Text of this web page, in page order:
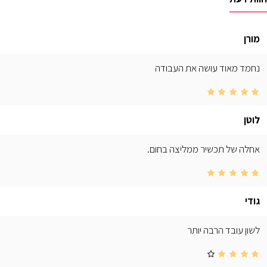
מורן
נחמד מאוד עושה את העבודה
לוטן
אחלה של תכשיר ממליצה בחום.
גודי
לשון עובד הרבה יותר